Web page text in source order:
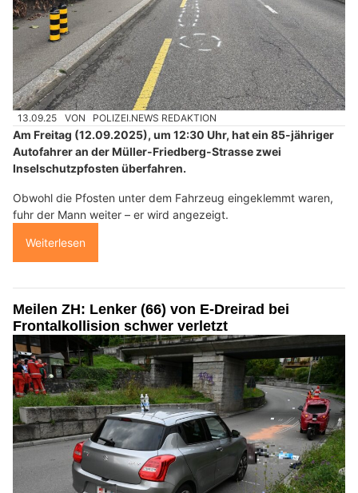
13.09.25 VON POLIZEI.NEWS REDAKTION
Am Freitag (12.09.2025), um 12:30 Uhr, hat ein 85-jähriger
Autofahrer an der Müller-Friedberg-Strasse zwei
Inselschutzpfosten überfahren.
Obwohl die Pfosten unter dem Fahrzeug eingeklemmt waren,
fuhr der Mann weiter – er wird angezeigt.
Weiterlesen
Meilen ZH: Lenker (66) von E-Dreirad bei
Frontalkollision schwer verletzt